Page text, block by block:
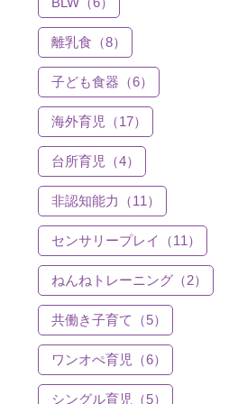
離乳食（8）
子ども食器（6）
海外育児（17）
台所育児（4）
非認知能力（11）
センサリープレイ（11）
ねんねトレーニング（2）
共働き子育て（5）
ワンオぺ育児（6）
シングル育児（5）